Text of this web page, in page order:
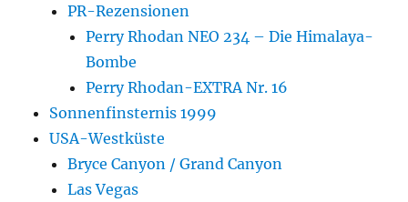
PR-Rezensionen
Perry Rhodan NEO 234 – Die Himalaya-
Bombe
Perry Rhodan-EXTRA Nr. 16
Sonnenfinsternis 1999
USA-Westküste
Bryce Canyon / Grand Canyon
Las Vegas